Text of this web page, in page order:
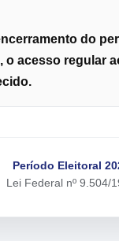
do
o acesso regular
Período Eleitoral
Lei Federal nº 9.504/